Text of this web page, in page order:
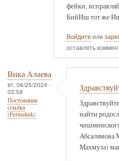
фейки,
БийИш тот же
Войдите или
оставлять
Вика Алаева
вт, 06/25/2024 -
02:58
Постоянная
ссылка
(Permalink)
найти
Абсалямова
Махмуза)